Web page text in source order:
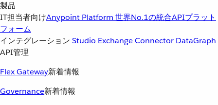
製品
IT担当者向けAnypoint Platform 世界No.1の統合APIプラット
フォーム
インテグレーション Studio ExchangeConnector DataGraph
API管理
Flex Gateway新着情報
Governance新着情報